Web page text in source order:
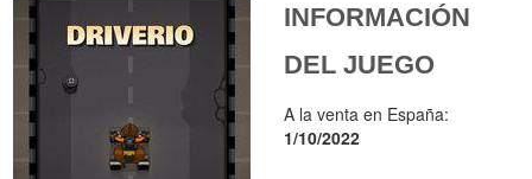
INFORMACIÓN
DEL JUEGO
A la venta en España:
1/10/2022